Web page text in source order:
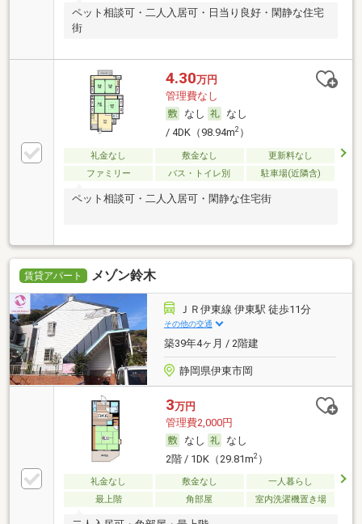
ペット相談可・二人入居可・日当り良好・閑静な住宅
街
4.30万円
管理費なし
なし
なし
/ 4DK（98.94m2）
礼金なし 敷金なし
更新料なし
ファミリー
バス・トイレ別 駐車場(近隣含)
ペット相談可・二人入居可・閑静な住宅街
賃貸アパート メゾン鈴木
ＪＲ伊東線 伊東駅 徒歩11分
その他の交通
築39年4ヶ月 / 2階建
静岡県伊東市岡
3万円
管理費2,000円
なし
なし
2階 / 1DK（29.81m2）
礼金なし 敷金なし
一人暮らし
最上階
角部屋 室内洗濯機置き場